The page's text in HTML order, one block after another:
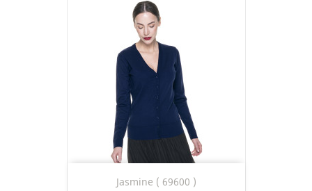
Jasmine ( 69600 )